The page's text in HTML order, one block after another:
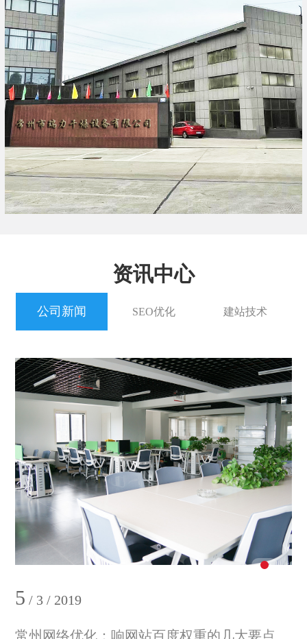
资讯中心
建站技术
SEO优化
公司新闻
5 / 3 / 2019
常州网络优化：响网站百度权重的几大要点